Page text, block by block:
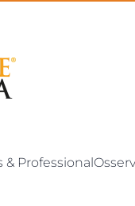
& Professional